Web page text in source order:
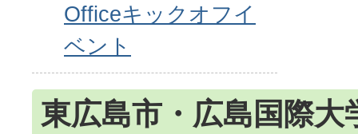
Officeキックオフイ
ベント
東広島市・広島国際大